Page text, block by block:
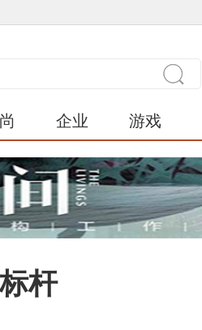
企业 游戏
杆